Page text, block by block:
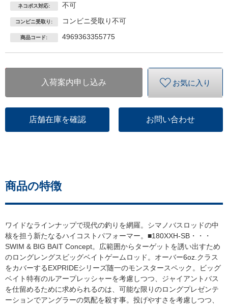
ネコポス対応: 不可
コンビニ受取り: コンビニ受取り不可
商品コード: 4969363355775
入荷案内申し込み お気に入り
店舗在庫を確認 お問い合わせ
商品の特徴
ワイドなラインナップで現代の釣りを網羅。シマノバスロッドの中
核を担う新たなるハイコストパフォーマー。■180XXH-SB・・・
SWIM & BIG BAIT Concept。広範囲からターゲットを誘い出すため
のロングレングスビッグベイトゲームロッド。オーバー6oz.クラス
をカバーするEXPRIDEシリーズ随一のモンスタースペック。ビッグ
ベイト特有のルアープレッシャーを考慮しつつ、ジャイアントバス
を仕留めるために求められるのは、可能な限りのロングプレゼンテ
ーションでアングラーの気配を殺す事。投げやすさを考慮しつつ、